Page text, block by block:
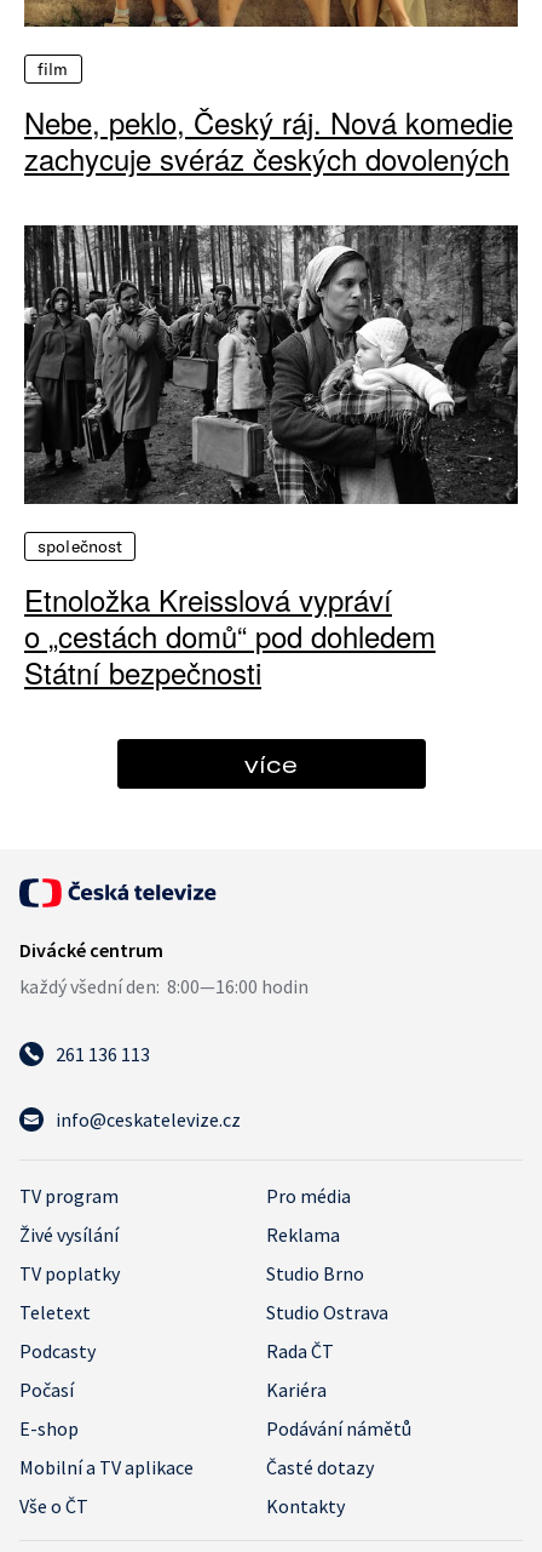
film
Nebe, peklo, Český ráj. Nová komedie
zachycuje svéráz českých dovolených
společnost
Etnoložka Kreisslová vypráví
o „cestách domů“ pod dohledem
Státní bezpečnosti
více
261 136 113
info@ceskatelevize.cz
TV program
Pro média
Živé vysílání
Reklama
TV poplatky
Studio Brno
Teletext
Studio Ostrava
Podcasty
Rada ČT
Počasí
Kariéra
E-shop
Podávání námětů
Mobilní a TV aplikace
Časté dotazy
Vše o ČT
Kontakty